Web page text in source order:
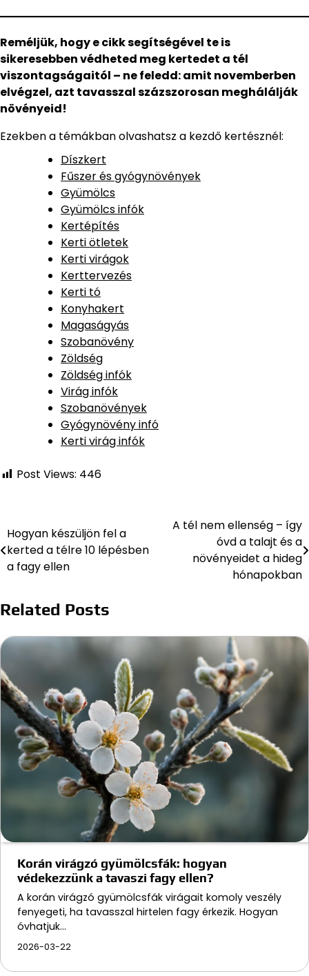
Reméljük, hogy e cikk segítségével te is
sikeresebben védheted meg kertedet a tél
viszontagságaitól – ne feledd: amit novemberben
elvégzel, azt tavasszal százszorosan meghálálják
növényeid!
Ezekben a témákban olvashatsz a kezdő kertésznél:
Díszkert
Fűszer és gyógynövények
Gyümölcs
Gyümölcs infók
Kertépítés
Kerti ötletek
Kerti virágok
Kerttervezés
Kerti tó
Konyhakert
Magaságyás
Szobanövény
Zöldség
Zöldség infók
Virág infók
Szobanövények
Gyógynövény infó
Kerti virág infók
Post Views: 446
Bejegyzés
navigáció
Hogyan készüljön fel a
kerted a télre 10 lépésben
a fagy ellen
A tél nem ellenség – így
óvd a talajt és a
növényeidet a hideg
hónapokban
Related Posts
Korán virágzó gyümölcsfák: hogyan
védekezzünk a tavaszi fagy ellen?
A korán virágzó gyümölcsfák virágait komoly veszély
fenyegeti, ha tavasszal hirtelen fagy érkezik. Hogyan
óvhatjuk…
2026-03-22